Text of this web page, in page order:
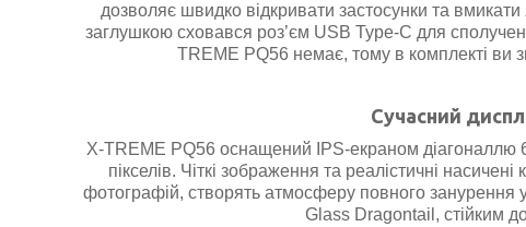
дозволяє швидко відкривати застосунки та
заглушкою сховався роз’єм USB Type-C для
TREME PQ56 немає, тому в комплекті ви
Сучасний
X-TREME PQ56 оснащений IPS-екраном діагоналлю
пікселів. Чіткі зображення та реалістичні
фотографій, створять атмосферу повного занурення
Glass Dragontail, стійким